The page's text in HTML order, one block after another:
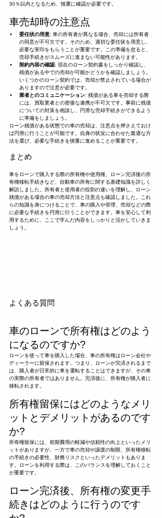
30％以内となるため、慎重に確認が必要です。
車売却時の注意点
委任状の用意: 車の所有者が異なる場合、売却には所有者
の同意が不可欠です。そのため、適切な委任状を用意し、
必要な実印をもらうことが重要です。この準備を怠ると、
売却手続きがスムーズに進まない可能性があります。
契約内容の確認: 現在のローン契約書をしっかり確認し、
残債がある中での売却が可能かどうかを確認しましょう。
いくつかのローン契約では、売却が禁止されている場合が
ありますので注意が必要です。
業者とのコミュニケーション: 残債がある車を売却する際
には、買取業者との密接な連携が不可欠です。事前に残債
についての対策を相談し、円滑な売却手続きができるよう
に準備をしましょう。
ローン残債がある状態での車の売却は、注意点を押さえておけ
ば円滑に行うことが可能です。自身の状況に合わせた最適な方
法を選び、必要な手続きを慎重に進めることが重要です。
まとめ
車をローンで購入する際の所有権や使用権、ローン完済後の所
有権移転手続きなど、自動車の所有に関する基礎知識を詳しく
解説しました。所有者と使用者の役割の違いを理解し、ローン
残債がある場合の車の売却方法と注意点も確認しました。これ
らの知識を身につけることで、車の購入や管理、売却などの際
に必要な手続きを円滑に行うことができます。車を安心して利
用するために、ここで学んだ内容をしっかりと活かしていきま
しょう。
よくある質問
車のローンで所有権はどのよう
になるのですか?
ローンを使って車を購入した場合、車の所有権はローン会社や
ディーラーに留保されます。つまり、ローンが完済されるまで
は、購入者が日常的に車を運転することはできますが、その車
の実際の所有者ではありません。完済後に、所有権が購入者に
移転されます。
所有権留保にはどのようなメリ
ットとデメリットがあるのです
か?
所有権留保には、初期費用の軽減や信頼性の向上といったメリ
ットがありますが、一方で車の売却や譲渡の制限、所有権移転
の手続きの必要性、財務リスクといったデメリットもありま
す。ローンを利用する際は、このバランスを理解しておくこと
が重要です。
ローン完済後、所有権の変更手
続きはどのように行うのです